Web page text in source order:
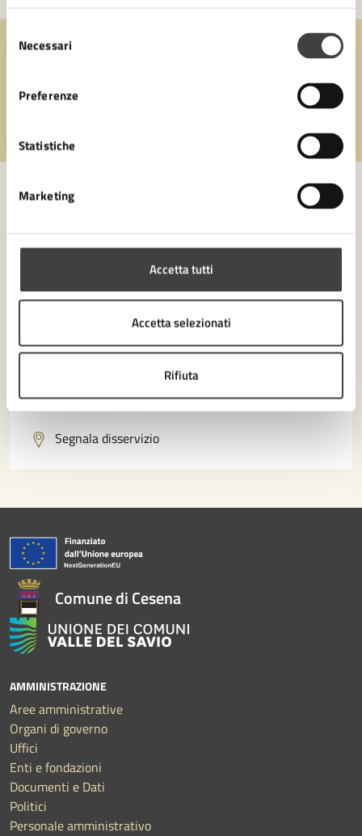
delNecessari
Preferenze
Statistiche
Marketing
Accetta tutti
Accetta selezionati
Rifiuta
Quanto sono chiare le informazioni su questa
Valuta 3 stelle su 5
Valuta 2 stelle su 5
Valuta 1 stelle su 5
Leggi le domande frequenti
Richiedi assistenza
Numero verde 0547-356111
Problemi in città
Segnala disservizio
Comune di Cesena
AMMINISTRAZIONE
Aree amministrative
Organi di governo
Uffici
Enti e fondazioni
Documenti e Dati
Politici
Personale amministrativo